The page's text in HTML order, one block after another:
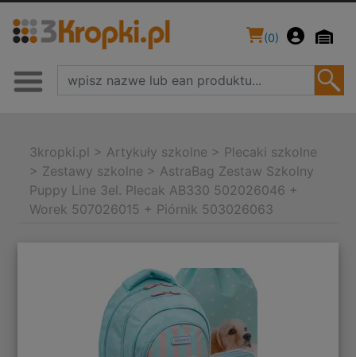
(0)
3kropki.pl > Artykuły szkolne > Plecaki szkolne
> Zestawy szkolne > AstraBag Zestaw Szkolny
Puppy Line 3el. Plecak AB330 502026046 +
Worek 507026015 + Piórnik 503026063